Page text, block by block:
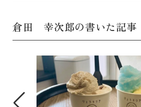
倉田 幸次郎の書いた記事